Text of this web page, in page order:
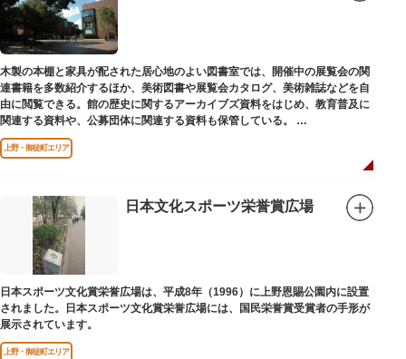
木製の本棚と家具が配された居心地のよい図書室では、開催中の展覧会の関
連書籍を多数紹介するほか、美術図書や展覧会カタログ、美術雑誌などを自
由に閲覧できる。館の歴史に関するアーカイブズ資料をはじめ、教育普及に
関連する資料や、公募団体に関連する資料も保管している。
（画像提供：東京都美術館）
上野・御徒町エリア
日本文化スポーツ栄誉賞広場
日本スポーツ文化賞栄誉広場は、平成8年（1996）に上野恩賜公園内に設置
されました。日本スポーツ文化賞栄誉広場には、国民栄誉賞受賞者の手形が
展示されています。
上野・御徒町エリア